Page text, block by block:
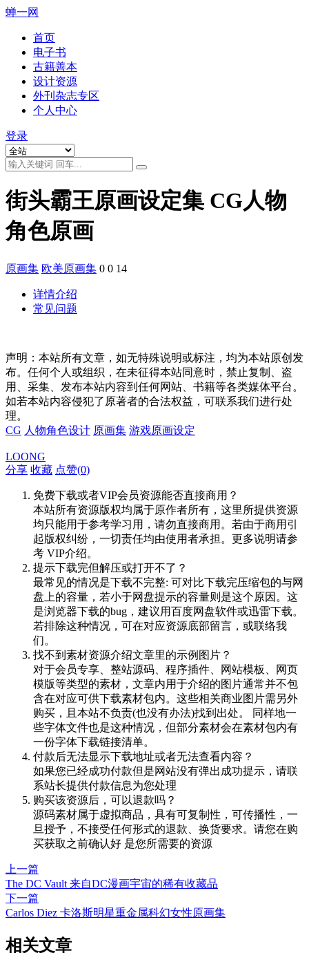
蝉一网
首页
电子书
古籍善本
设计资源
外刊杂志专区
个人中心
登录
街头霸王原画设定集 CG人物
角色原画
原画集 欧美原画集 0 0 14
详情介绍
常见问题
声明：本站所有文章，如无特殊说明或标注，均为本站原创发
布。任何个人或组织，在未征得本站同意时，禁止复制、盗
用、采集、发布本站内容到任何网站、书籍等各类媒体平台。
如若本站内容侵犯了原著者的合法权益，可联系我们进行处
理。
CG 人物角色设计 原画集 游戏原画设定
LOONG
分享 收藏 点赞(0)
免费下载或者VIP会员资源能否直接商用？
本站所有资源版权均属于原作者所有，这里所提供资源
均只能用于参考学习用，请勿直接商用。若由于商用引
起版权纠纷，一切责任均由使用者承担。更多说明请参
考 VIP介绍。
提示下载完但解压或打开不了？
最常见的情况是下载不完整: 可对比下载完压缩包的与网
盘上的容量，若小于网盘提示的容量则是这个原因。这
是浏览器下载的bug，建议用百度网盘软件或迅雷下载。
若排除这种情况，可在对应资源底部留言，或联络我
们。
找不到素材资源介绍文章里的示例图片？
对于会员专享、整站源码、程序插件、网站模板、网页
模版等类型的素材，文章内用于介绍的图片通常并不包
含在对应可供下载素材包内。这些相关商业图片需另外
购买，且本站不负责(也没有办法)找到出处。 同样地一
些字体文件也是这种情况，但部分素材会在素材包内有
一份字体下载链接清单。
付款后无法显示下载地址或者无法查看内容？
如果您已经成功付款但是网站没有弹出成功提示，请联
系站长提供付款信息为您处理
购买该资源后，可以退款吗？
源码素材属于虚拟商品，具有可复制性，可传播性，一
旦授予，不接受任何形式的退款、换货要求。请您在购
买获取之前确认好 是您所需要的资源
上一篇
The DC Vault 来自DC漫画宇宙的稀有收藏品
下一篇
Carlos Diez 卡洛斯明星重金属科幻女性原画集
相关文章